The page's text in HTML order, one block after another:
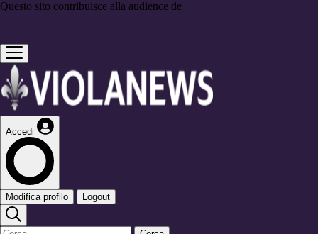
Questo sito contribuisce alla audience de
Accedi
Modifica profilo Logout